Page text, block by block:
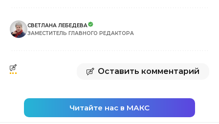
СВЕТЛАНА ЛЕБЕДЕВА
ЗАМЕСТИТЕЛЬ ГЛАВНОГО РЕДАКТОРА
Оставить комментарий
Читайте нас в МАКС